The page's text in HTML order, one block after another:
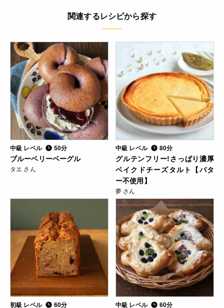
関連するレシピから探す
中級 レベル 50分
ブルーベリーベーグル
タエ さん
中級 レベル 80分
グルテンフリー!さっぱり濃厚
ベイクドチーズタルト【バタ
ー不使用】
夢 さん
初級 レベル 60分 中級 レベル 60分